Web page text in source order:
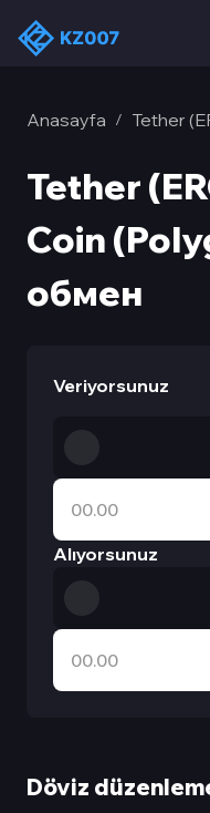
Anasayfa / Tether
Tether
Coin
обмен
Döviz
Veriyorsunuz
Alıyorsunuz